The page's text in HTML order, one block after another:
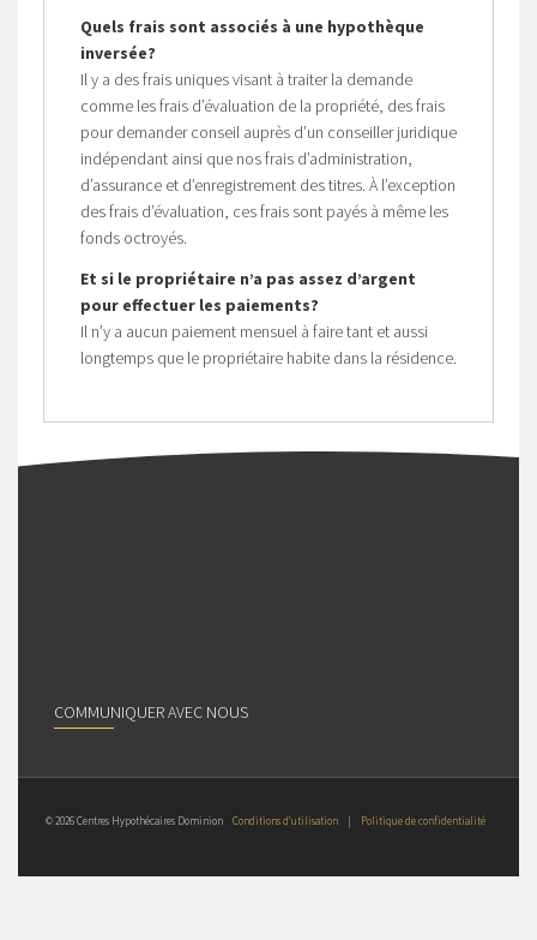
Quels frais sont associés à une hypothèque
inversée?
Il y a des frais uniques visant à traiter la demande
comme les frais d’évaluation de la propriété, des frais
pour demander conseil auprès d’un conseiller juridique
indépendant ainsi que nos frais d’administration,
d’assurance et d’enregistrement des titres. À l’exception
des frais d’évaluation, ces frais sont payés à même les
fonds octroyés.
Et si le propriétaire n’a pas assez d’argent
pour effectuer les paiements?
Il n’y a aucun paiement mensuel à faire tant et aussi
longtemps que le propriétaire habite dans la résidence.
COMMUNIQUER AVEC NOUS
© 2026 Centres Hypothécaires Dominion Conditions d’utilisation | Politique de confidentialité